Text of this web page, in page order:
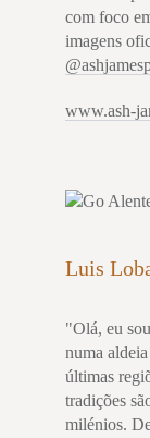
com foco
imagens
www.ash-
Luis
"Olá, eu
numa
últimas
tradições
milénios.